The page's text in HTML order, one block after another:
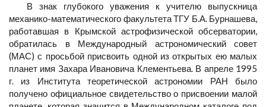
В знак глубокого уважения к учителю выпускница
механико-математического факультета ТГУ Б.А. Бурнашева,
работавшая в Крымской астрофизической обсерватории,
обратилась в Международный астрономический совет
(МАС) с просьбой присвоить одной из открытых ею малых
планет имя Захара Ивановича Клементьева. В апреле 1995
г. из Института теоретической астрономии РАН было
получено официальное свидетельство о присвоении малой